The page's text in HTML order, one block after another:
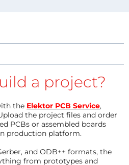
a project?
the Elektor PCB Service,
the project files and order
PCBs or assembled boards
production platform.
and ODB++ formats, the
from prototypes and